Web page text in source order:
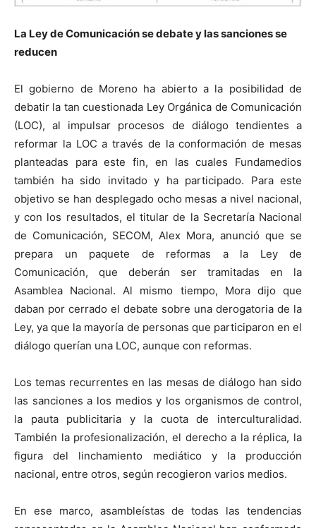
La Ley de Comunicación se debate y las sanciones se
reducen
El gobierno de Moreno ha abierto a la posibilidad de
debatir la tan cuestionada Ley Orgánica de Comunicación
(LOC), al impulsar procesos de diálogo tendientes a
reformar la LOC a través de la conformación de mesas
planteadas para este fin, en las cuales Fundamedios
también ha sido invitado y ha participado. Para este
objetivo se han desplegado ocho mesas a nivel nacional,
y con los resultados, el titular de la Secretaría Nacional
de Comunicación, SECOM, Alex Mora, anunció que se
prepara un paquete de reformas a la Ley de
Comunicación, que deberán ser tramitadas en la
Asamblea Nacional. Al mismo tiempo, Mora dijo que
daban por cerrado el debate sobre una derogatoria de la
Ley, ya que la mayoría de personas que participaron en el
diálogo querían una LOC, aunque con reformas.
Los temas recurrentes en las mesas de diálogo han sido
las sanciones a los medios y los organismos de control,
la pauta publicitaria y la cuota de interculturalidad.
También la profesionalización, el derecho a la réplica, la
figura del linchamiento mediático y la producción
nacional, entre otros, según recogieron varios medios.
En ese marco, asambleístas de todas las tendencias